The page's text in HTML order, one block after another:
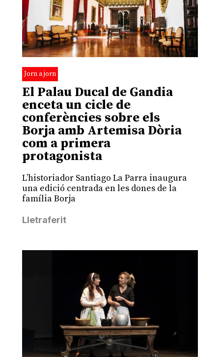
Jorn a jorn
El Palau Ducal de Gandia
enceta un cicle de
conferències sobre els
Borja amb Artemisa Dòria
com a primera
protagonista
L’historiador Santiago La Parra inaugura
una edició centrada en les dones de la
família Borja
Lletraferit